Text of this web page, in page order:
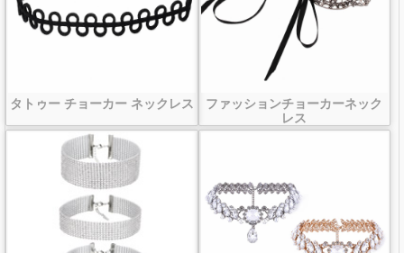
タトゥー チョーカー ネックレス
ファッションチョーカーネック
レス